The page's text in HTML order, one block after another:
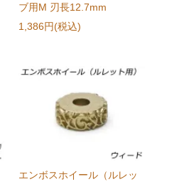
ブ用M 刃長12.7mm
1,386円(税込)
エンボスホイール（ルレッ